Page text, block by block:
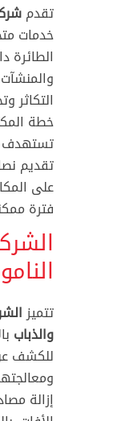
تقدم
خدمات
الطائرة
التكاثر
خطة
تستهدف
تقديم
على
فترة
تتميز
والذباب
للكشف عن
إزالة